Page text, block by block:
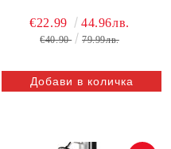
€22.99 44.96лв.
€40.90 79.99лв.